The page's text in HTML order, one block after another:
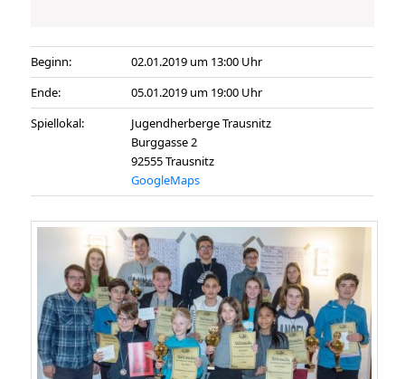
Beginn:
02.01.2019 um 13:00 Uhr
Ende:
05.01.2019 um 19:00 Uhr
Spiellokal:
Jugendherberge Trausnitz
Burggasse 2
92555 Trausnitz
GoogleMaps